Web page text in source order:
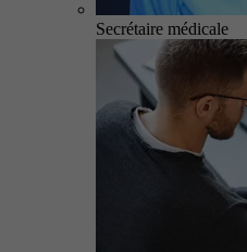
Secrétaire médicale